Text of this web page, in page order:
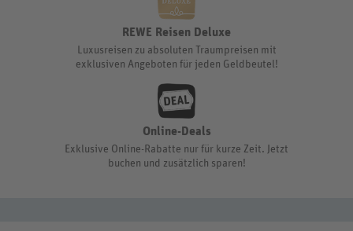
REWE Reisen Deluxe
Luxusreisen zu absoluten Traumpreisen mit
exklusiven Angeboten für jeden Geldbeutel!
Online-Deals
Exklusive Online-Rabatte nur für kurze Zeit. Jetzt
buchen und zusätzlich sparen!